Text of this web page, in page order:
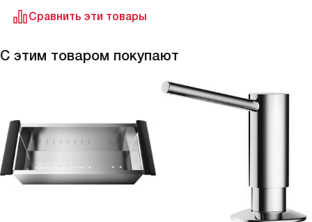
Сравнить эти товары
С этим товаром покупают